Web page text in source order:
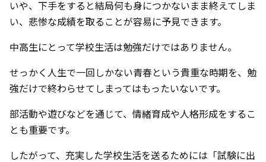
いや、下手をすると結局何も身につかないまま終えてしま
い、悲惨な成績を取ることが容易に予見できます。
中高生にとって学校生活は勉強だけではありません。
せっかく人生で一回しかない青春という貴重な時期を、勉
強だけで終わらせてしまってはもったいないです。
部活動や遊びなどを通じて、情緒育成や人格形成をするこ
とも重要です。
したがって、充実した学校生活を送るためには「試験に出